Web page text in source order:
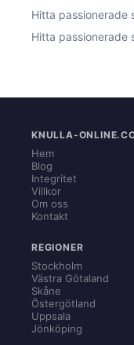
Hitta passionerade
Hitta passionerade
KNULLA-
Hem
Blog
Integritet
Villkor
Om oss
Kontakt
REGIONER
Stockholm
Västra Götaland
Skåne
Östergötland
Uppsala
Jönköping